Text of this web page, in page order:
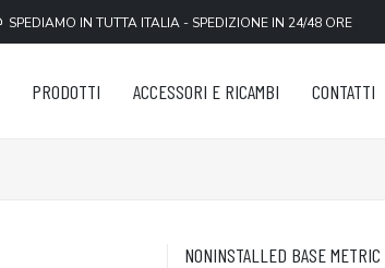
SPEDIAMO IN TUTTA ITALIA - SPEDIZIONE IN 24/48 ORE
PRODOTTI ACCESSORI E RICAMBI CONTATTI
NONINSTALLED BASE